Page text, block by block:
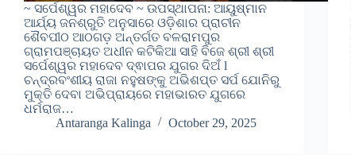
~ ସର୍ପେଶ୍ୱର ମହାଦେବ ~ ଉପସ୍ଥାପନା: ଆୟୁଷ୍ମାନ
ଆର୍ଯ୍ୟ ଜନଶ୍ରୁତି ଅନୁସାରେ ଓଡ଼ିଶାର ପ୍ରାଚୀନ
ଶୈବପୀଠ ଆଠଗଡ଼ ଅନ୍ତର୍ଗତ ବଳରାମପୁର
ଗ୍ରାମପଞ୍ଚାୟତ ଅଧୀନ କଟିକିଆ ସାହି ବିଜେ ଶ୍ରୀ ଶ୍ରୀ
ସର୍ପେଶ୍ୱର ମହାଦେବ ଦ୍ଵାପର ଯୁଗର ଦିଅଁ l
ଚନ୍ଦ୍ରବଂଶୀୟ ରାଜା ନହୁଷଙ୍କୁ ଅଭିଶପ୍ତ ସର୍ପ ଯୋନିରୁ
ମୁକ୍ତି ଦେବା ଅଭିପ୍ରାୟରେ ମହାଭାରତ ଯୁଗରେ
ଧର୍ମରାଜ…
Antaranga Kalinga
October 29, 2025